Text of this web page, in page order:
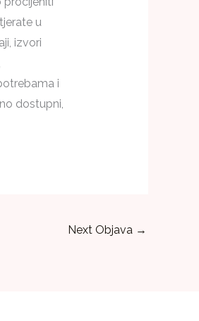
u
izvori
i
dostupni,
Next Objava →